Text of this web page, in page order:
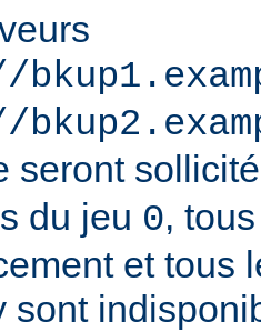
seront
du jeu 0,
et tous
sont